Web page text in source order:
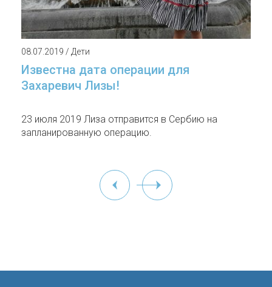
08.07.2019 / Дети
Известна дата операции для
Захаревич Лизы!
23 июля 2019 Лиза отправится в Сербию на
запланированную операцию.